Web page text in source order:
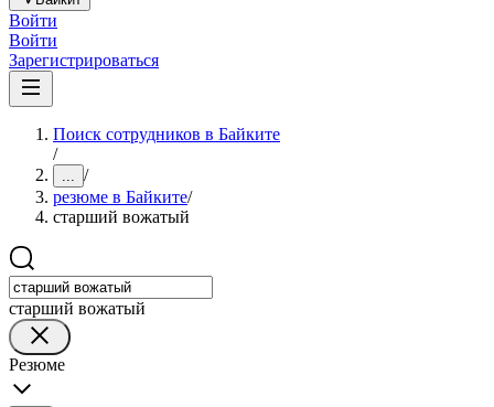
Войти
Войти
Зарегистрироваться
Поиск сотрудников в Байките
/
... /
резюме в Байките/
старший вожатый
старший вожатый
Резюме